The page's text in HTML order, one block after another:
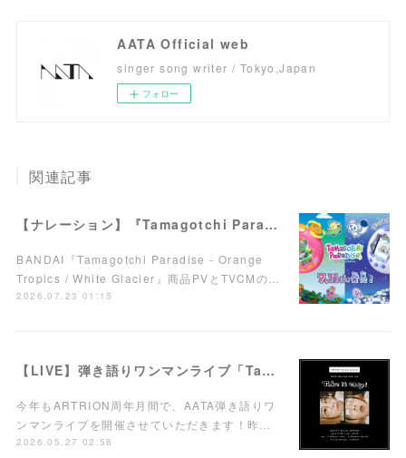
AATA Official web
singer song writer / Tokyo,Japan
フォロー
関連記事
【ナレーション】『Tamagotchi Paradise - Orange Tropics / White Glacier』商品PV／TVCM
BANDAI『Tamagotchi Paradise - Orange
Tropics / White Glacier』商品PVとTVCMの…
2026.07.23 01:15
【LIVE】弾き語りワンマンライブ「Take it easy!」7/15(水)西荻窪ARTRIONにて開催！
今年もARTRION周年月間で、AATA弾き語りワ
ンマンライブを開催させていただきます！昨…
2026.05.27 02:58